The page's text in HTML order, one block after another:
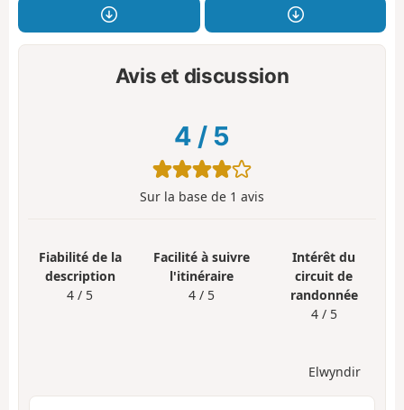
Avis et discussion
4 / 5
Sur la base de 1 avis
Fiabilité de la
description
4 / 5
Facilité à suivre
l'itinéraire
4 / 5
Intérêt du
circuit de
randonnée
4 / 5
Elwyndir